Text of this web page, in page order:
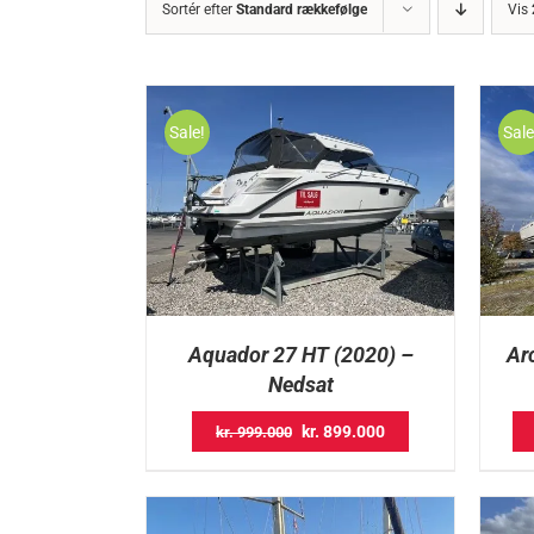
Sortér efter Standard rækkefølge Vis
Sale!
Aquador 27 HT (2020) –
Nedsat
kr.999.000 Original
kr. 899.000Current